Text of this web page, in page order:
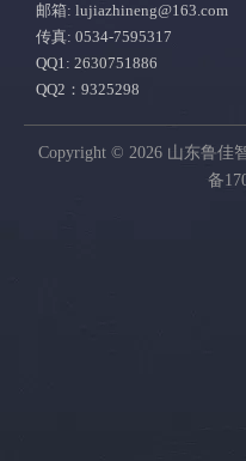
邮箱: lujiazhineng@163.com
传真: 0534-7595317
QQ1: 2630751886
QQ2：9325298
Copyright © 2026 山东鲁佳
备